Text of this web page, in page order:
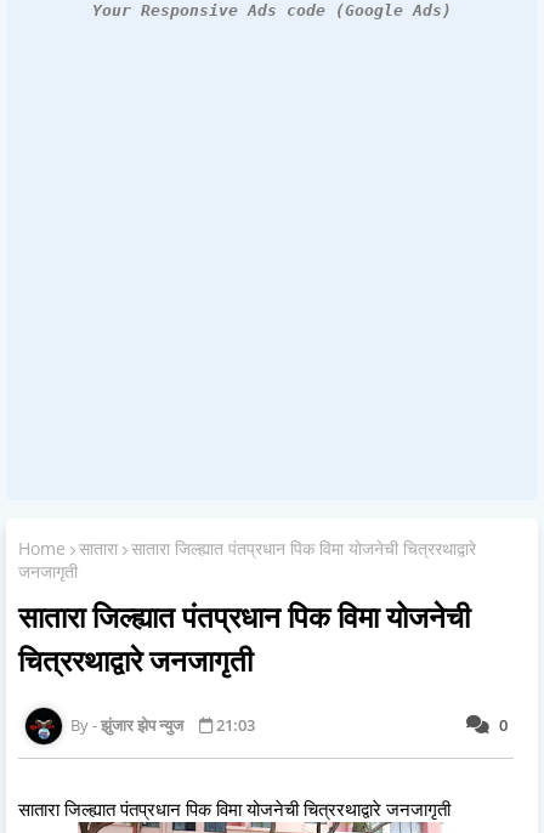
Your Responsive Ads code (Google Ads)
Home सातारा सातारा जिल्ह्यात पंतप्रधान पिक विमा योजनेची चित्ररथाद्वारे
जनजागृती
सातारा जिल्ह्यात पंतप्रधान पिक विमा योजनेची
चित्ररथाद्वारे जनजागृती
0
झुंजार झेप न्युज 21:03
सातारा जिल्ह्यात पंतप्रधान पिक विमा योजनेची चित्ररथाद्वारे जनजागृती